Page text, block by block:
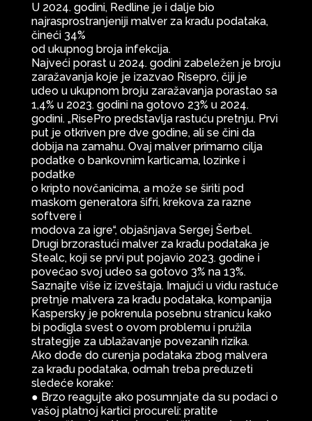
U 2024. godini, Redline je i dalje bio
najrasprostranjeniji malver za krađu podataka,
čineći 34%
od ukupnog broja infekcija.
Najveći porast u 2024. godini zabeležen je broju
zaražavanja koje je izazvao Risepro, čiji je
udeo u ukupnom broju zaražavanja porastao sa
1,4% u 2023. godini na gotovo 23% u 2024.
godini. „RisePro predstavlja rastuću pretnju. Prvi
put je otkriven pre dve godine, ali se čini da
dobija na zamahu. Ovaj malver primarno cilja
podatke o bankovnim karticama, lozinke i
podatke
o kripto novčanicima, a može se širiti pod
maskom generatora šifri, krekova za razne
softvere i
modova za igre“, objašnjava Sergej Šerbel.
Drugi brzorastući malver za krađu podataka je
Stealc, koji se prvi put pojavio 2023. godine i
povećao svoj udeo sa gotovo 3% na 13%.
Saznajte više iz izveštaja. Imajući u vidu rastuće
pretnje malvera za krađu podataka, kompanija
Kaspersky je pokrenula posebnu stranicu kako
bi podigla svest o ovom problemu i pružila
strategije za ublažavanje povezanih rizika.
Ako dođe do curenja podataka zbog malvera
za krađu podataka, odmah treba preduzeti
sledeće korake:
● Brzo reagujte ako posumnjate da su podaci o
vašoj platnoj kartici procureli: pratite